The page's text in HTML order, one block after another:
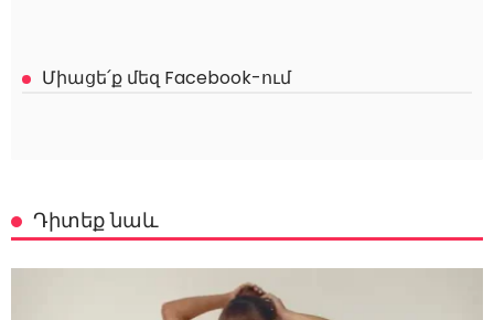
Միացե՛ք մեզ Facebook-ում
Դիտեք նաև